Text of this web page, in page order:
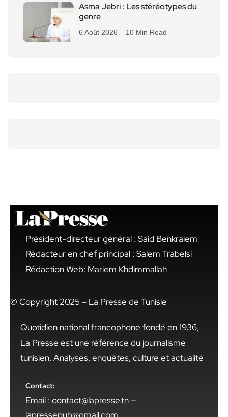
Asma Jebri : Les stéréotypes du
genre
6 Août 2026 10 Min Read
Président-directeur général : Said Benkraiem
Rédacteur en chef principal : Salem Trabelsi
Rédaction Web: Mariem Khdimmallah
© Copyright 2025 – La Presse de Tunisie
Quotidien national francophone fondé en 1936,
La Presse est une référence du journalisme
tunisien. Analyses, enquêtes, culture et actualité
Contact:
Email : contact@lapresse.tn —